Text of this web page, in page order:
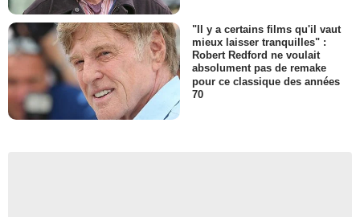
"Il y a certains films qu'il vaut
mieux laisser tranquilles" :
Robert Redford ne voulait
absolument pas de remake
pour ce classique des années
70